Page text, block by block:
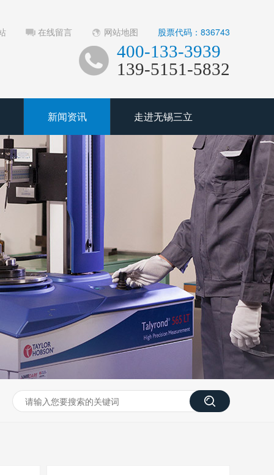
在线留言 网站地图 股票代码：836743
400-133-3939
139-5151-5832
新闻资讯 走进无锡三立